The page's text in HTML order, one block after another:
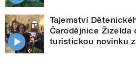
Tajemství
Čarodějnice Žizelda
turistickou novinku